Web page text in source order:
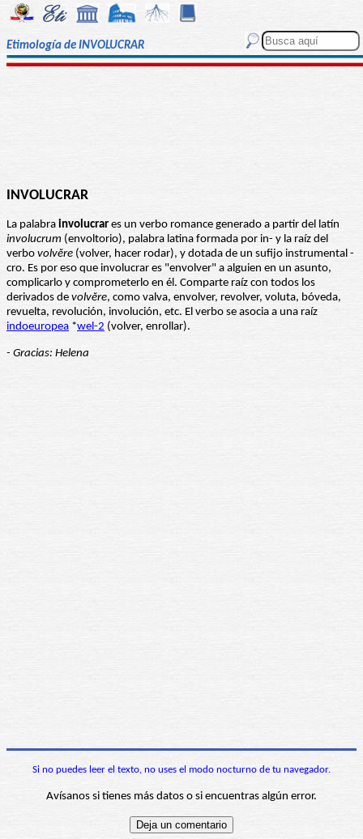
Etimología de INVOLUCRAR
INVOLUCRAR
La palabra involucrar es un verbo romance generado a partir del latín
involucrum (envoltorio), palabra latina formada por in- y la raíz del
verbo volvĕre (volver, hacer rodar), y dotada de un sufijo instrumental -
cro. Es por eso que involucrar es "envolver" a alguien en un asunto,
complicarlo y comprometerlo en él. Comparte raíz con todos los
derivados de volvĕre, como valva, envolver, revolver, voluta, bóveda,
revuelta, revolución, involución, etc. El verbo se asocia a una raíz
indoeuropea *wel-2 (volver, enrollar).
- Gracias: Helena
Si no puedes leer el texto, no uses el modo nocturno de tu navegador.
Avísanos si tienes más datos o si encuentras algún error.